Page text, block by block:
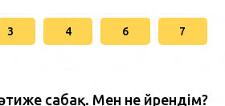
3 4 6 7
сабақ. Мен не үйрендім?